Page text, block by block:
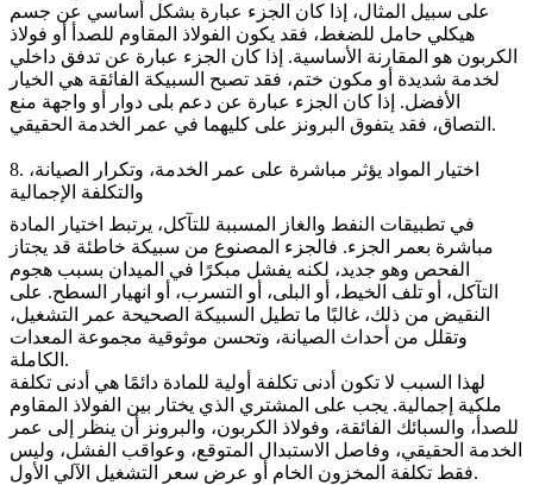
على سبيل المثال، إذا كان الجزء عبارة بشكل أساسي عن جسم
هيكلي حامل للضغط، فقد يكون الفولاذ المقاوم للصدأ أو فولاذ
الكربون هو المقارنة الأساسية. إذا كان الجزء عبارة عن تدفق داخلي
لخدمة شديدة أو مكون ختم، فقد تصبح السبيكة الفائقة هي الخيار
الأفضل. إذا كان الجزء عبارة عن دعم بلى دوار أو واجهة منع
التصاق، فقد يتفوق البرونز على كليهما في عمر الخدمة الحقيقي.
8. اختيار المواد يؤثر مباشرة على عمر الخدمة، وتكرار الصيانة،
والتكلفة الإجمالية
في تطبيقات النفط والغاز المسببة للتآكل، يرتبط اختيار المادة
مباشرة بعمر الجزء. فالجزء المصنوع من سبيكة خاطئة قد يجتاز
الفحص وهو جديد، لكنه يفشل مبكرًا في الميدان بسبب هجوم
التآكل، أو تلف الخيط، أو البلى، أو التسرب، أو انهيار السطح. على
النقيض من ذلك، غالبًا ما تطيل السبيكة الصحيحة عمر التشغيل،
وتقلل من أحداث الصيانة، وتحسن موثوقية مجموعة المعدات
الكاملة.
لهذا السبب لا تكون أدنى تكلفة أولية للمادة دائمًا هي أدنى تكلفة
ملكية إجمالية. يجب على المشتري الذي يختار بين الفولاذ المقاوم
للصدأ، والسبائك الفائقة، وفولاذ الكربون، والبرونز أن ينظر إلى عمر
الخدمة الحقيقي، وفاصل الاستبدال المتوقع، وعواقب الفشل، وليس
فقط تكلفة المخزون الخام أو عرض سعر التشغيل الآلي الأول.